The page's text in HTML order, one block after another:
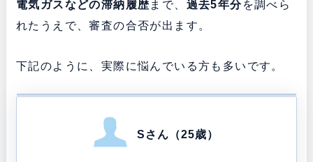
電気ガスなどの滞納履歴まで、 過去5年分を調べら
れたうえで、審査の合否が出ます。
下記のように、実際に悩んでいる方も多いです。
Sさん（25歳）